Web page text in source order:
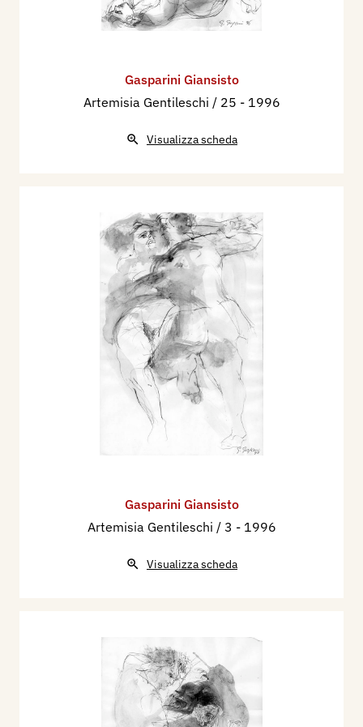
Gasparini Giansisto
Artemisia Gentileschi / 25 - 1996
Visualizza scheda
Gasparini Giansisto
Artemisia Gentileschi / 3 - 1996
Visualizza scheda